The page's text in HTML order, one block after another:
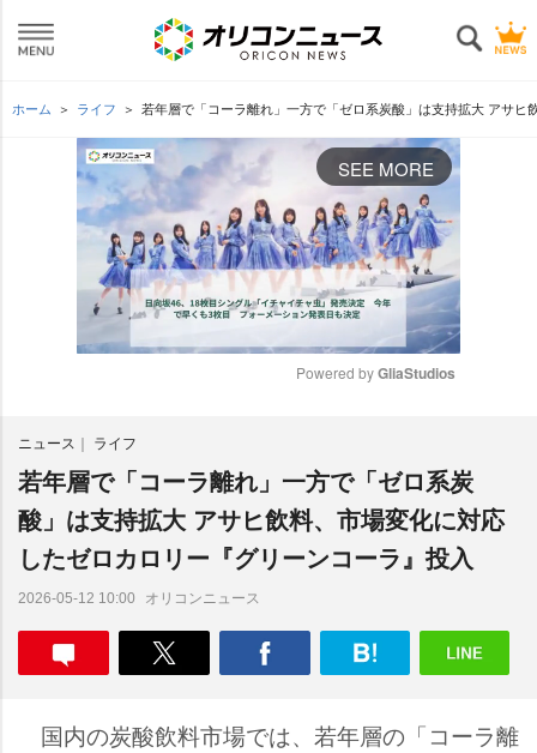
ホーム ライフ 若年層で「コーラ離れ」一方で「ゼロ系炭酸」は支持拡大 アサ
SEE MORE
e
Powered by GliaStudios
ニュース ライフ
若年層で「コーラ離れ」一方で「ゼロ系炭
酸」は支持拡大 アサヒ飲料、市場変化に対応
したゼロカロリー『グリーンコーラ』投入
2026-05-12 10:00 オリコンニュース
国内の炭酸飲料市場では、若年層の「コーラ離